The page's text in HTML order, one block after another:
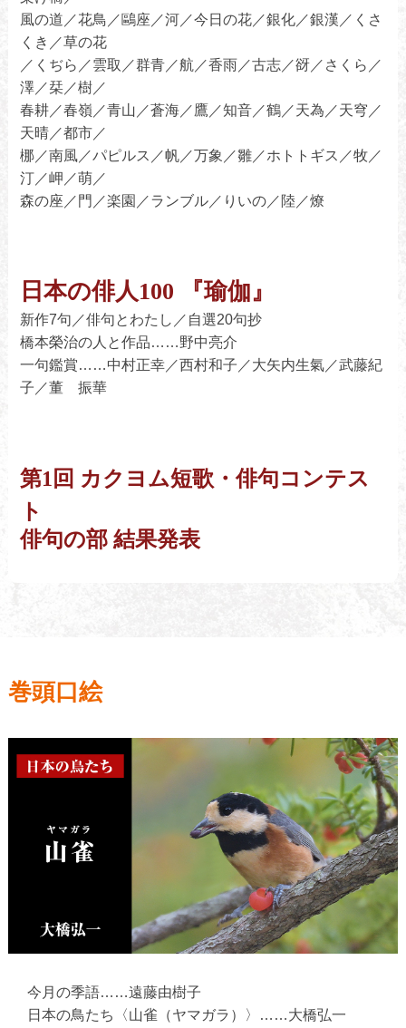
風の道／花鳥／鷗座／河／今日の花／銀化／銀漢／くさ
くき／草の花
／くぢら／雲取／群青／航／香雨／古志／谺／さくら／
澤／栞／樹／
春耕／春嶺／青山／蒼海／鷹／知音／鶴／天為／天穹／
天晴／都市／
梛／南風／パピルス／帆／万象／雛／ホトトギス／牧／
汀／岬／萌／
森の座／門／楽園／ランブル／りいの／陸／燎
日本の俳人100 『瑜伽』
新作7句／俳句とわたし／自選20句抄
橋本榮治の人と作品……野中亮介
一句鑑賞……中村正幸／西村和子／大矢内生氣／武藤紀
子／董 振華
第1回 カクヨム短歌・俳句コンテス
ト
俳句の部 結果発表
巻頭口絵
今月の季語……遠藤由樹子
日本の鳥たち〈山雀（ヤマガラ）〉……大橋弘一